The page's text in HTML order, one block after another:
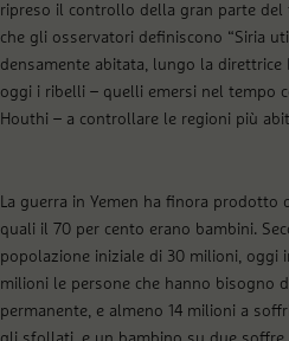
ripreso il controllo della gran parte
che gli osservatori definiscono “Siria
densamente abitata, lungo la direttrice
oggi i ribelli – quelli emersi nel tempo
Houthi – a controllare le regioni più
La guerra in Yemen ha finora
quali il 70 per cento erano bambini.
popolazione iniziale di 30 milioni, oggi
milioni le persone che hanno bisogno
permanente, e almeno 14 milioni a